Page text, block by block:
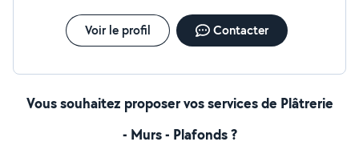
Voir le profil Contacter
Vous souhaitez proposer vos services de Plâtrerie
- Murs - Plafonds ?